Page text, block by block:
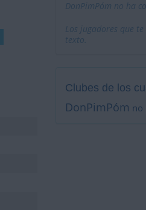
DonPimPóm no ha
Los jugadores que
texto.
Clubes de los
DonPimPóm no